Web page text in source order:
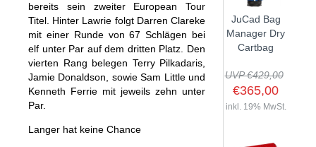
HEADS
SHAFTS
DEMOSCHLÄGER
HANDTÜCHER
ACCESSOIRES
TRAININGSHILFEN
MONTAGE
GUTSCHEINE
SALE
GOLFSCHLÄGER
BAGS
TROLLIES
BÄLLE
EVENTS
GOLFKURSE
EVENTS
ANFRAGE
GUTSCHEINE
bereits sein zweiter European Tour
Titel. Hinter Lawrie folgt Darren Clareke
mit einer Runde von 67 Schlägen bei
elf unter Par auf dem dritten Platz. Den
vierten Rang belegen Terry Pilkadaris,
Jamie Donaldson, sowie Sam Little und
Kenneth Ferrie mit jeweils zehn unter
Par.
Langer hat keine Chance
JuCad Bag
Manager Dry
Cartbag
UVP €429,00
€365,00
inkl. 19% MwSt.